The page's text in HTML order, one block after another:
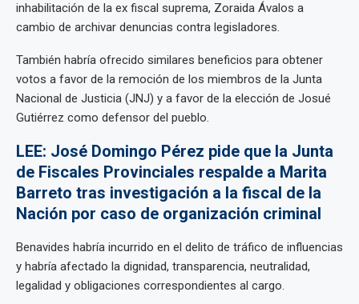
inhabilitación de la ex fiscal suprema, Zoraida Ávalos a
cambio de archivar denuncias contra legisladores.
También habría ofrecido similares beneficios para obtener
votos a favor de la remoción de los miembros de la Junta
Nacional de Justicia (JNJ) y a favor de la elección de Josué
Gutiérrez como defensor del pueblo.
LEE: José Domingo Pérez pide que la Junta
de Fiscales Provinciales respalde a Marita
Barreto tras investigación a la fiscal de la
Nación por caso de organización criminal
Benavides habría incurrido en el delito de tráfico de influencias
y habría afectado la dignidad, transparencia, neutralidad,
legalidad y obligaciones correspondientes al cargo.